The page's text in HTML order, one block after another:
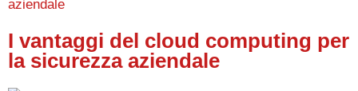
I vantaggi del cloud computing per
la sicurezza aziendale